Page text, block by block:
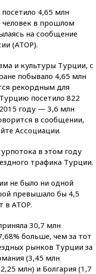
4,65 млн
человек в прошлом
на сообщение
(АТОР).
и культуры Турции, с
побывало 4,65 млн
рекордным для
посетило 822
году — 3,6 млн
в сообщении,
Ассоциации.
в этом году
трафика Турции.
не было ни одной
превышало бы 4,5
в АТОР.
30,7 млн
больше, чем за тот
рынков Турции за
(3,45 млн
млн) и Болгария (1,7